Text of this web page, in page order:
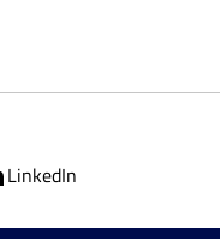
LinkedIn